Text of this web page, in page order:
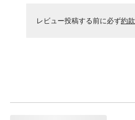
レビュー投稿する前に必ず約款